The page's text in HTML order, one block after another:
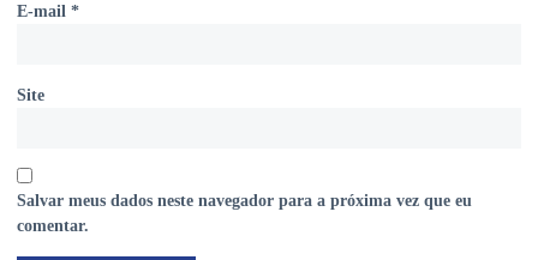
E-mail *
Site
Salvar meus dados neste navegador para a próxima vez que eu
comentar.